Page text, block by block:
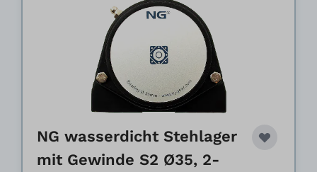
NG wasserdicht Stehlager
mit Gewinde S2 Ø35, 2-